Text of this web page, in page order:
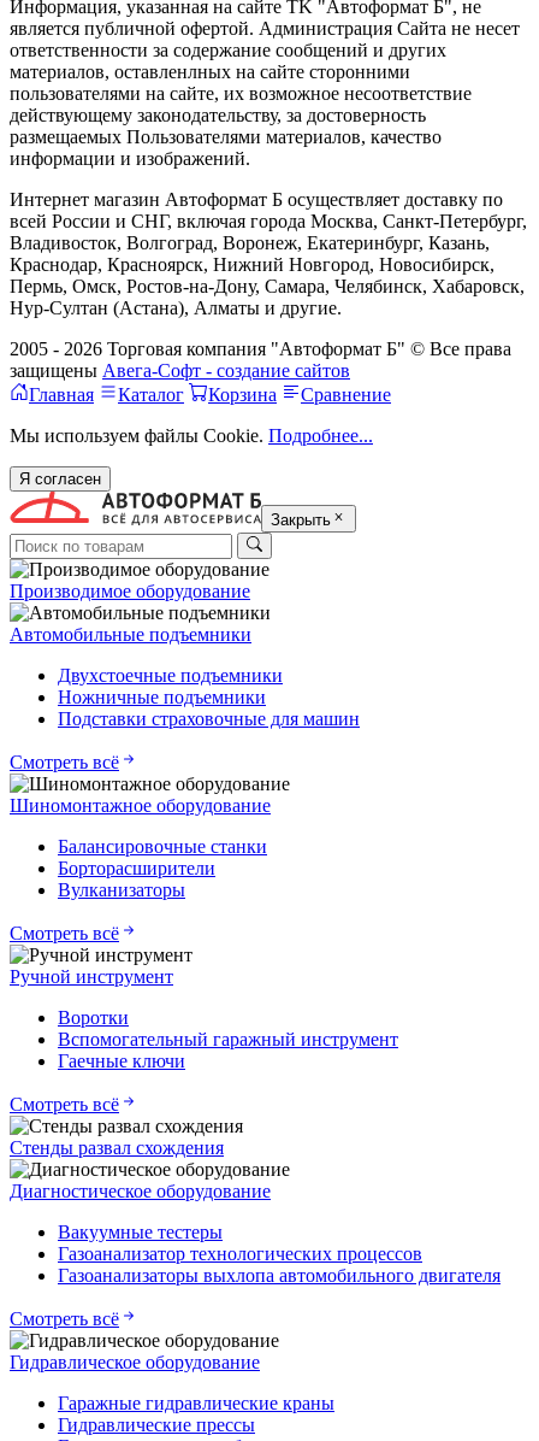
Информация, указанная на сайте TK "Автоформат Б", не
является публичной офертой. Администрация Сайта не несет
ответственности за содержание сообщений и других
материалов, оставленлных на сайте сторонними
пользователями на сайте, их возможное несоответствие
действующему законодательству, за достоверность
размещаемых Пользователями материалов, качество
информации и изображений.
Интернет магазин Автоформат Б осуществляет доставку по
всей России и СНГ, включая города Москва, Санкт-Петербург,
Владивосток, Волгоград, Воронеж, Екатеринбург, Казань,
Краснодар, Красноярск, Нижний Новгород, Новосибирск,
Пермь, Омск, Ростов-на-Дону, Самара, Челябинск, Хабаровск,
Нур-Султан (Астана), Алматы и другие.
2005 - 2026 Торговая компания "Автоформат Б" © Все права
защищены Авега-Софт - создание сайтов
Главная
Каталог Корзина
Сравнение
Мы используем файлы Cookie. Подробнее...
Я согласен
Закрыть
Производимое оборудование
Автомобильные подъемники
Двухстоечные подъемники
Ножничные подъемники
Подставки страховочные для машин
Смотреть всё
Шиномонтажное оборудование
Балансировочные станки
Борторасширители
Вулканизаторы
Смотреть всё
Ручной инструмент
Воротки
Вспомогательный гаражный инструмент
Гаечные ключи
Смотреть всё
Стенды развал схождения
Диагностическое оборудование
Вакуумные тестеры
Газоанализатор технологических процессов
Газоанализаторы выхлопа автомобильного двигателя
Смотреть всё
Гидравлическое оборудование
Гаражные гидравлические краны
Гидравлические прессы